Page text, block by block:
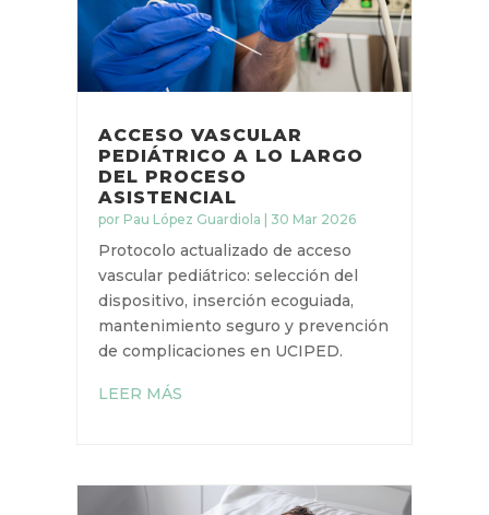
ACCESO VASCULAR
PEDIÁTRICO A LO LARGO
DEL PROCESO
ASISTENCIAL
por Pau López Guardiola | 30 Mar 2026
Protocolo actualizado de acceso
vascular pediátrico: selección del
dispositivo, inserción ecoguiada,
mantenimiento seguro y
prevención de complicaciones en